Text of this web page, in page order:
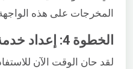
المخرجات على هذه الواجهة
الخطوة 4: إعداد خدمة GitLab CI Runner
لقد حان الوقت الآن